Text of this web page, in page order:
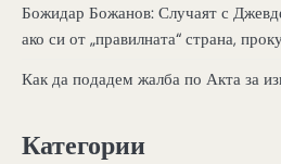
Божидар Божанов: Случаят с
ако си от „правилната“ страна,
Как да подадем жалба по Акта за
Категории